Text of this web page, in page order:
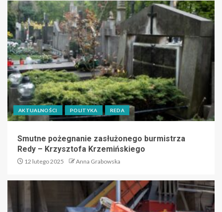
AKTUALNOŚCI POLITYKA REDA
Smutne pożegnanie zasłużonego burmistrza
Redy – Krzysztofa Krzemińskiego
12 lutego 2025 Anna Grabowska